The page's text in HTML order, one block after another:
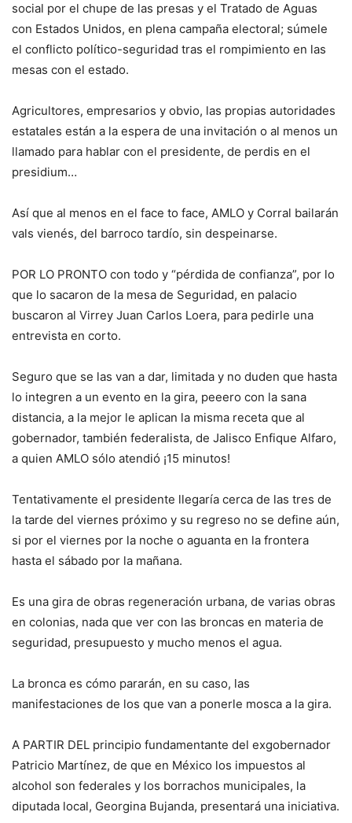
social por el chupe de las presas y el Tratado de Aguas
con Estados Unidos, en plena campaña electoral; súmele
el conflicto político-seguridad tras el rompimiento en las
mesas con el estado.
Agricultores, empresarios y obvio, las propias autoridades
estatales están a la espera de una invitación o al menos un
llamado para hablar con el presidente, de perdis en el
presidium…
Así que al menos en el face to face, AMLO y Corral bailarán
vals vienés, del barroco tardío, sin despeinarse.
POR LO PRONTO con todo y “pérdida de confianza”, por lo
que lo sacaron de la mesa de Seguridad, en palacio
buscaron al Virrey Juan Carlos Loera, para pedirle una
entrevista en corto.
Seguro que se las van a dar, limitada y no duden que hasta
lo integren a un evento en la gira, peeero con la sana
distancia, a la mejor le aplican la misma receta que al
gobernador, también federalista, de Jalisco Enfique Alfaro,
a quien AMLO sólo atendió ¡15 minutos!
Tentativamente el presidente llegaría cerca de las tres de
la tarde del viernes próximo y su regreso no se define aún,
si por el viernes por la noche o aguanta en la frontera
hasta el sábado por la mañana.
Es una gira de obras regeneración urbana, de varias obras
en colonias, nada que ver con las broncas en materia de
seguridad, presupuesto y mucho menos el agua.
La bronca es cómo pararán, en su caso, las
manifestaciones de los que van a ponerle mosca a la gira.
A PARTIR DEL principio fundamentante del exgobernador
Patricio Martínez, de que en México los impuestos al
alcohol son federales y los borrachos municipales, la
diputada local, Georgina Bujanda, presentará una iniciativa.